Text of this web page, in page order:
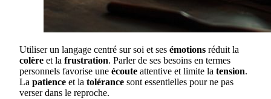
Utiliser un langage centré sur soi et ses émotions réduit la
colère et la frustration. Parler de ses besoins en termes
personnels favorise une écoute attentive et limite la tension.
La patience et la tolérance sont essentielles pour ne pas
verser dans le reproche.